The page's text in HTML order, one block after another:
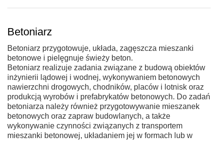
Betoniarz
Betoniarz przygotowuje, układa, zagęszcza mieszanki
betonowe i pielęgnuje świeży beton.
Betoniarz realizuje zadania związane z budową obiektów
inżynierii lądowej i wodnej, wykonywaniem betonowych
nawierzchni drogowych, chodników, placów i lotnisk oraz
produkcją wyrobów i prefabrykatów betonowych. Do zadań
betoniarza należy również przygotowywanie mieszanek
betonowych oraz zapraw budowlanych, a także
wykonywanie czynności związanych z transportem
mieszanki betonowej, układaniem jej w formach lub w